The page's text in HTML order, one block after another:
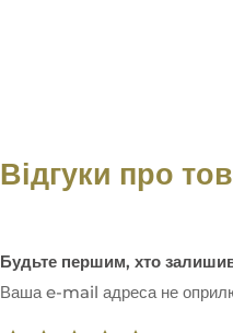
Відгуки про
Будьте першим, хто
Ваша e-mail адреса не